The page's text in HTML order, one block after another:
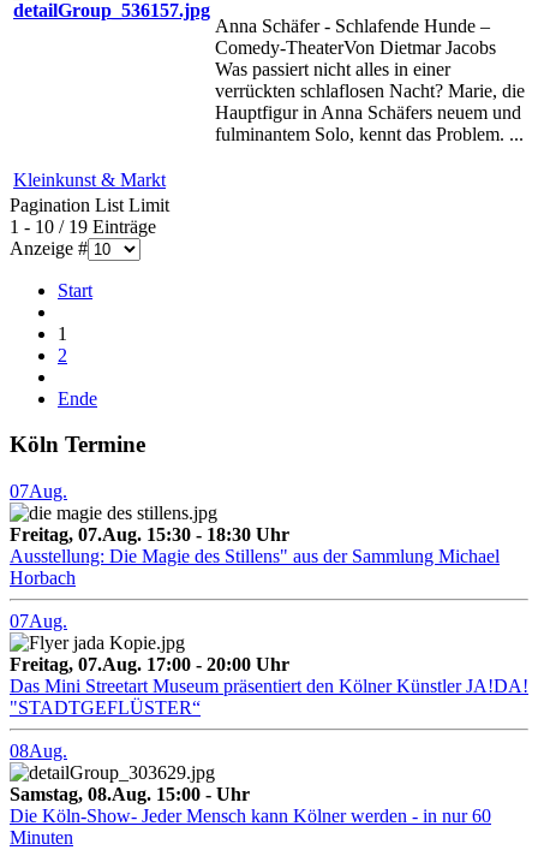
Anna Schäfer - Schlafende Hunde –
Comedy-TheaterVon Dietmar Jacobs
Was passiert nicht alles in einer
verrückten schlaflosen Nacht? Marie, die
Hauptfigur in Anna Schäfers neuem und
fulminantem Solo, kennt das Problem. ...
Kleinkunst & Markt
Pagination List Limit
1 - 10 / 19 Einträge
Anzeige #
Start
1
2
Ende
Köln Termine
07Aug.
Freitag, 07.Aug. 15:30 - 18:30 Uhr
Ausstellung: Die Magie des Stillens" aus der Sammlung Michael
Horbach
07Aug.
Freitag, 07.Aug. 17:00 - 20:00 Uhr
Das Mini Streetart Museum präsentiert den Kölner Künstler JA!DA!
"STADTGEFLÜSTER“
08Aug.
Samstag, 08.Aug. 15:00 - Uhr
Die Köln-Show- Jeder Mensch kann Kölner werden - in nur 60
Minuten